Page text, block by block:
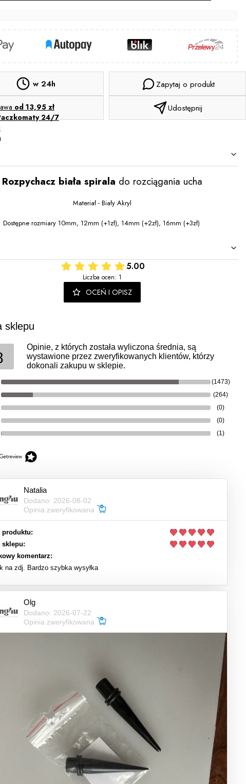
w 24h
od 13,95 zł
24/7
Zapytaj o produkt
Udostępnij
Rozpychacz biała spirala do rozciągania ucha
Materiał - Biały Akryl
Dostępne rozmiary 10mm, 12mm (+1zł), 14mm (+2zł), 16mm (+3zł)
5.00
Liczba ocen: 1
OCEŃ I OPISZ
sklepu
Opinie, z których została wyliczona średnia, są
wystawione przez zweryfikowanych klientów, którzy
dokonali zakupu w sklepie.
(1473)
(264)
(0)
(0)
(1)
Natalia
Dodano: 2026-08-02
Opinia zweryfikowana
produktu:
sklepu:
komentarz:
na zdj. Bardzo szybka wysyłka
Olg
Dodano: 2026-07-22
Opinia zweryfikowana